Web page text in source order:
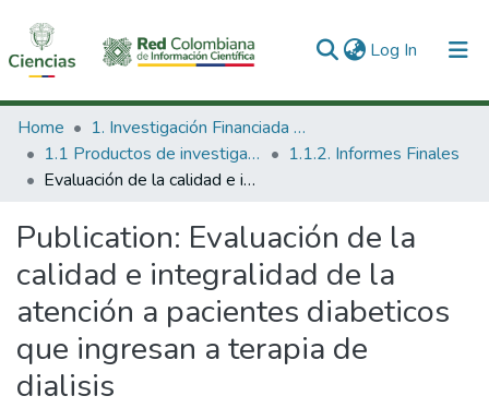
Log In (current)
Communities & Collections
All of DSpace
Home
1. Investigación Financiada con Recursos Públicos
1.1 Productos de investigación
1.1.2. Informes Finales
Evaluación de la calidad e integralidad de la atención a pacientes diabeticos que ingresan a terapia de dialisis
Publication: Evaluación de la
calidad e integralidad de la
atención a pacientes diabeticos
que ingresan a terapia de
dialisis